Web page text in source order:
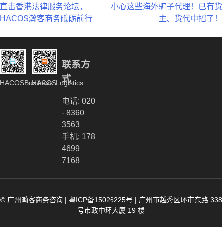
文
航
直击香港法律服务论坛，
HACOS瀚客商务砥砺前行
小心这些海外骗子代理！已有货
主、货代中招了！
HACOSBusinessHACOSLogistics
联系方
式
电话: 020
- 8360
3563
手机: 178
4699
7168
© 广州瀚客商务咨询 | 粤ICP备15026225号 | 广州市越秀区环市东路 338
号市政中环大厦 19 楼